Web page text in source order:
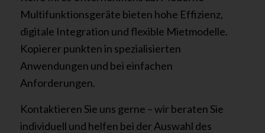
Multifunktionsgeräte bieten hohe Effizienz,
digitale Integration und flexible Mietmodelle.
Kopierer punkten in spezialisierten
Anwendungen und bei einfachen
Anforderungen.
Kontaktieren Sie uns gerne – wir beraten Sie
individuell und helfen bei der Auswahl des